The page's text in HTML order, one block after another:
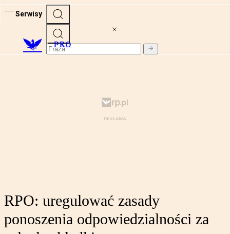
Serwisy
PRO
RPO: uregulować zasady
ponoszenia odpowiedzialności za